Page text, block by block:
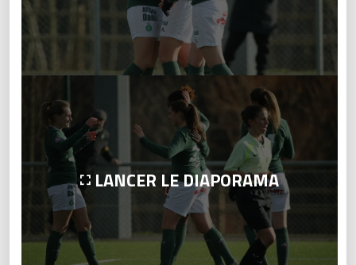
LANCER LE DIAPORAMA